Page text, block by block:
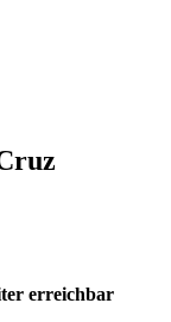
erreichbar